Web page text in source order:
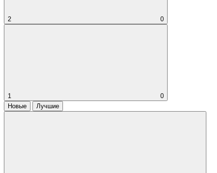
2 0
1
0
Новые
Лучшие